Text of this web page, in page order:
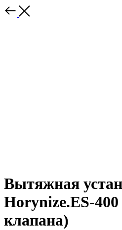
Вытяжная
Horynize.ES-400
клапана)